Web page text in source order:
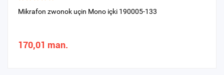
Mikrafon zwonok uçin Mono içki 190005-133
170,01 man.